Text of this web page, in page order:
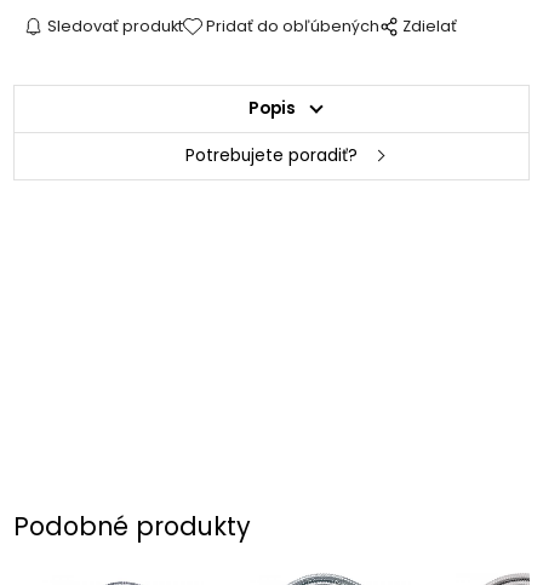
Sledovať produkt Pridať do obľúbených Zdielať
Popis
Potrebujete poradiť?
Podobné produkty